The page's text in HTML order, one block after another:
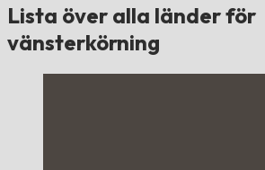
Lista över alla länder för
vänsterkörning